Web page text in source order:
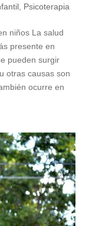
, Psicoterapia
niños La salud
presente en
pueden surgir
otras causas son
ocurre en